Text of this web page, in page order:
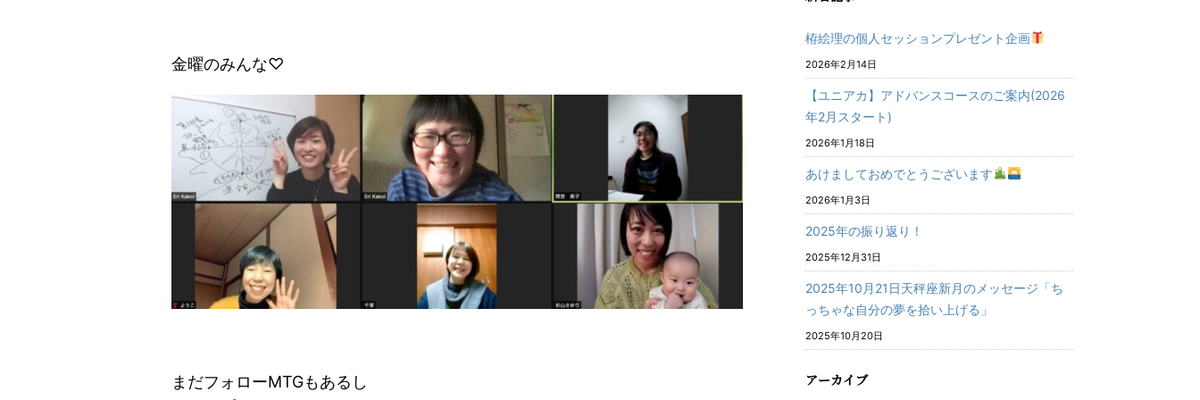
金曜のみんな♡
まだフォローMTGもあるし
栫絵理の個人セッションプレゼント企画
2026年2月14日
【ユニアカ】アドバンスコースのご案内(2026
年2月スタート)
2026年1月18日
あけましておめでとうございます
2026年1月3日
2025年の振り返り！
2025年12月31日
2025年10月21日天秤座新月のメッセージ「ち
っちゃな自分の夢を拾い上げる」
2025年10月20日
アーカイブ